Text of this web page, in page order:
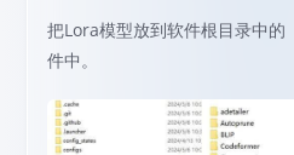
把Lora模型放到软件根目录中的
件中。